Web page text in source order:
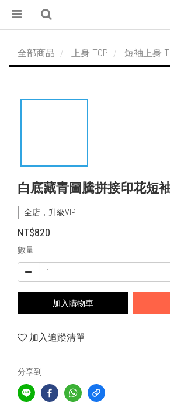
全部商品 上身 TOP 短袖上身
白底藏青圖騰拼接印花短
全店，升級VIP
NT$820
數量
加入購物車
加入追蹤清單
分享到